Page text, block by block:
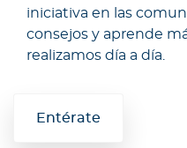
iniciativa en las
consejos y aprende
realizamos día a día.
Entérate